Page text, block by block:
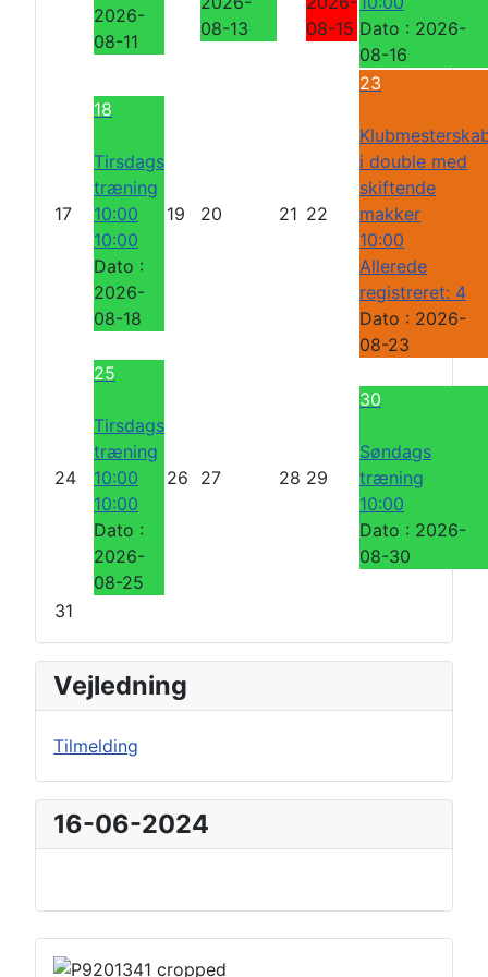
2026-
08-11
08-13
08-15 Dato : 2026-
08-16
17
18
Tirsdags
træning
10:00
10:00
Dato :
2026-
08-18
19 20 21 22
23
i double med
skiftende
makker
10:00
Allerede
registreret: 4
Dato : 2026-
08-23
24
25
Tirsdags
træning
10:00
10:00
Dato :
2026-
08-25
26 27 28 29
30
Søndags
træning
10:00
Dato : 2026-
08-30
31
Vejledning
Tilmelding
16-06-2024